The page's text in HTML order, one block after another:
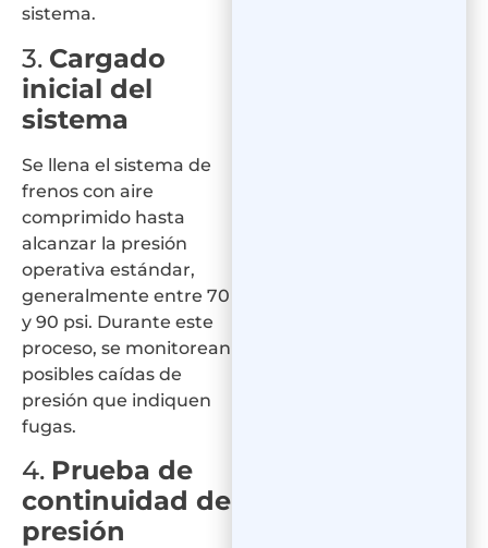
sistema.
3. Cargado
inicial del
sistema
Se llena el sistema de
frenos con aire
comprimido hasta
alcanzar la presión
operativa estándar,
generalmente entre 70
y 90 psi. Durante este
proceso, se monitorean
posibles caídas de
presión que indiquen
fugas.
4. Prueba de
continuidad de
presión